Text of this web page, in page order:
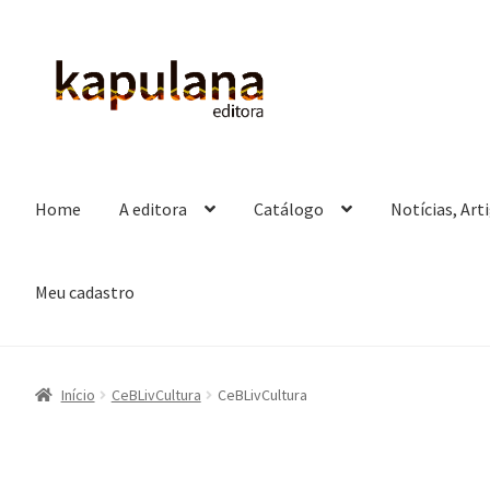
Pular
para
Pular
para
Home A editora Catálogo Notícias,
Meu cadastro
Início CeBLivCultura CeBLivCultura